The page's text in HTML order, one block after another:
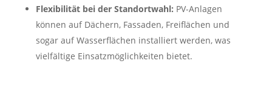
Flexibilität bei der Standortwahl: PV-Anlagen
können auf Dächern, Fassaden, Freiflächen und
sogar auf Wasserflächen installiert werden, was
vielfältige Einsatzmöglichkeiten bietet.